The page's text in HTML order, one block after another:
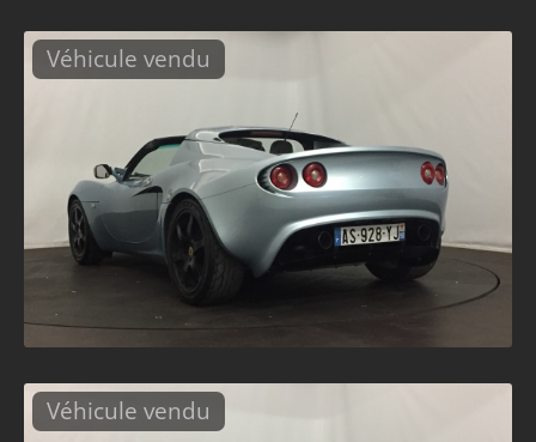
Véhicule vendu
Véhicule vendu